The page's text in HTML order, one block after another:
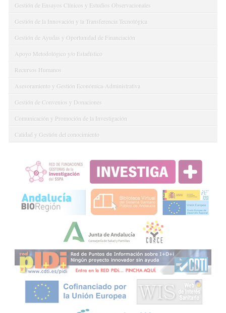
Gestión de Ensayos Clínicos y Estudios Observacionales
Gestión de la Innovación y la Transferencia Tecnológica
Gestión de Ayudas y Oportunidad de Financiación
Apoyo Metodológico y/o Estadístico
Recursos Humanos
Asesoramiento y Gestión Económica-Administrativa
Gestión de Convenios y Donaciones
Comunicación y Promoción de la Investigación
Calidad y Gestión del conocimiento